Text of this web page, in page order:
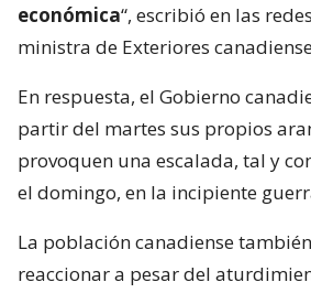
económica“, escribió en las
ministra de Exteriores
En respuesta, el Gobierno
partir del martes sus propios
provoquen una escalada, tal y
el domingo, en la incipiente
La población canadiense
reaccionar a pesar del